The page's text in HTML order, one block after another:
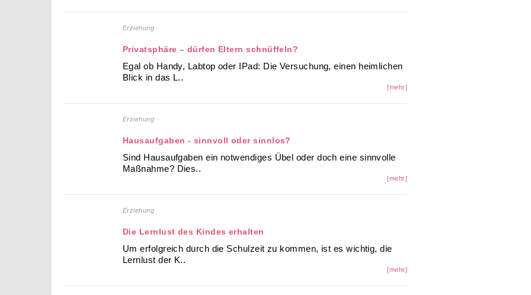
Erziehung
Privatsphäre – dürfen Eltern schnüffeln?
Egal ob Handy, Labtop oder IPad: Die Versuchung, einen heimlichen
Blick in das L..
[mehr]
Erziehung
Hausaufgaben - sinnvoll oder sinnlos?
Sind Hausaufgaben ein notwendiges Übel oder doch eine sinnvolle
Maßnahme? Dies..
[mehr]
Erziehung
Die Lernlust des Kindes erhalten
Um erfolgreich durch die Schulzeit zu kommen, ist es wichtig, die
Lernlust der K..
[mehr]